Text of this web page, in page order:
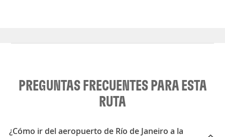
PREGUNTAS FRECUENTES PARA ESTA
RUTA
¿Cómo ir del aeropuerto de Río de Janeiro a la